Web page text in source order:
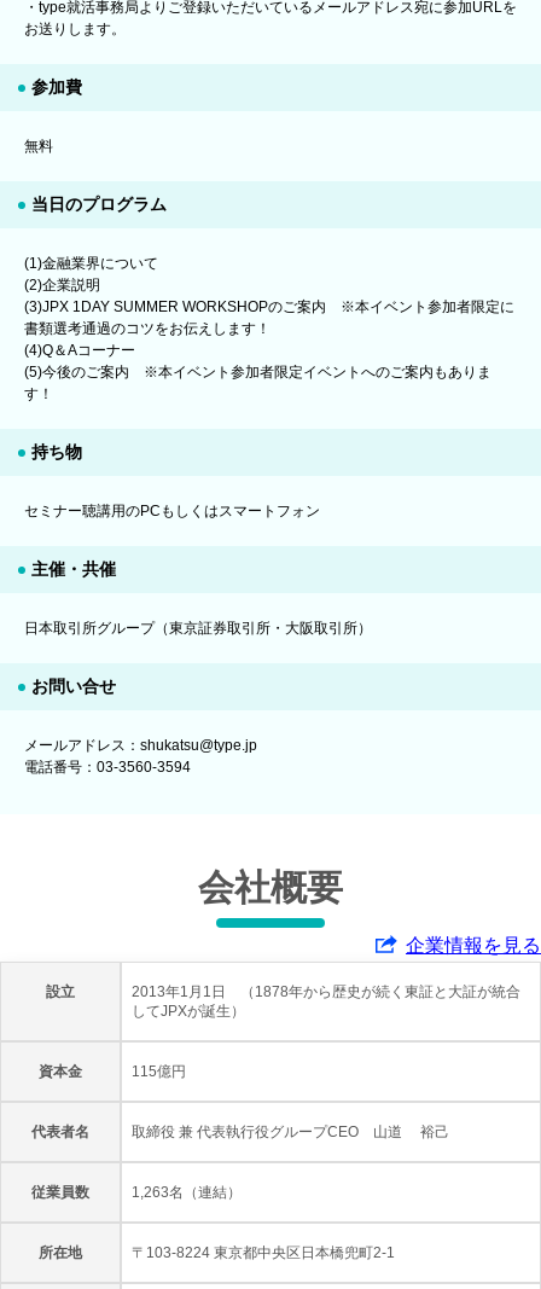
・type就活事務局よりご登録いただいているメールアドレス宛に参加URLを
お送りします。
参加費
無料
当日のプログラム
(1)金融業界について
(2)企業説明
(3)JPX 1DAY SUMMER WORKSHOPのご案内 ※本イベント参加者限定に
書類選考通過のコツをお伝えします！
(4)Q＆Aコーナー
(5)今後のご案内 ※本イベント参加者限定イベントへのご案内もありま
す！
持ち物
セミナー聴講用のPCもしくはスマートフォン
主催・共催
日本取引所グループ（東京証券取引所・大阪取引所）
お問い合せ
メールアドレス：shukatsu@type.jp
電話番号：03-3560-3594
会社概要
企業情報を見る
設立
2013年1月1日 （1878年から歴史が続く東証と大証が統合
してJPXが誕生）
資本金 115億円
代表者名 取締役 兼 代表執行役グループCEO 山道 裕己
従業員数 1,263名（連結）
所在地 〒103-8224 東京都中央区日本橋兜町2-1